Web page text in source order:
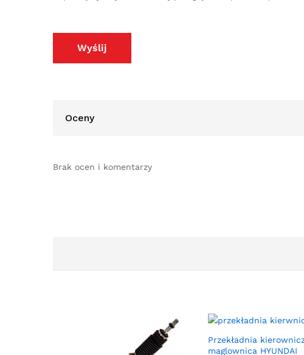
Oceny
Brak ocen i komentarzy
Przekładnia
maglownica HYUNDAI